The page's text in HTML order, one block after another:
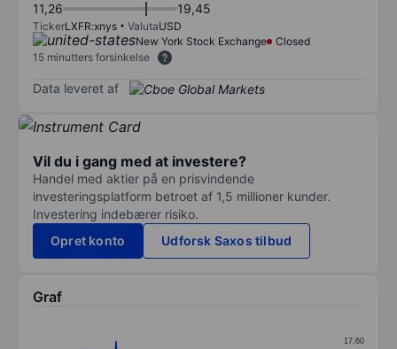
11,26 19,45
TickerLXFR:xnys ValutaUSD
New York Stock Exchange
Closed
15 minutters forsinkelse
Data leveret af
Vil du i gang med at investere?
Handel med aktier på en prisvindende
investeringsplatform betroet af 1,5 millioner kunder.
Investering indebærer risiko.
Opret konto
Udforsk Saxos tilbud
Graf
17,60